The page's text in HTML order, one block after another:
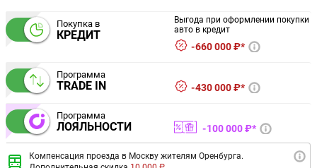
Покупка в
КРЕДИТ
Выгода при оформлении покупки
авто в кредит
660 000 ₽*
Программа
TRADE IN 430 000 ₽*
Программа
ЛОЯЛЬНОСТИ 100 000 ₽*
Компенсация проезда в Москву жителям Оренбурга.